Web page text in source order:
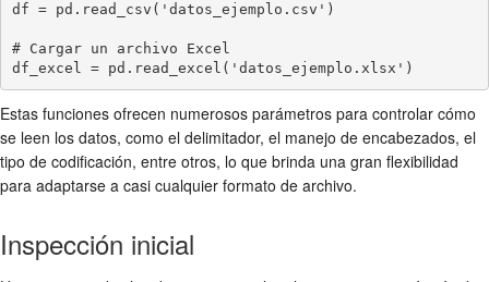
df = pd.read_csv('datos_ejemplo.csv')
# Cargar un archivo Excel
Estas funciones ofrecen numerosos parámetros para controlar cómo
se leen los datos, como el delimitador, el manejo de encabezados, el
tipo de codificación, entre otros, lo que brinda una gran flexibilidad
para adaptarse a casi cualquier formato de archivo.
Inspección inicial